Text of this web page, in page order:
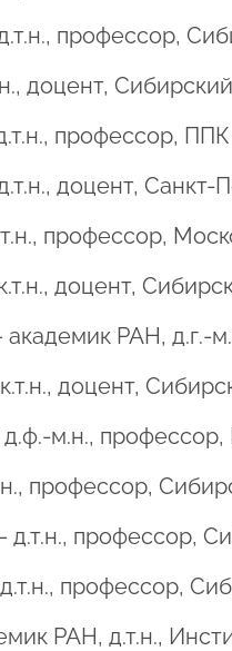
профессор,
доцент,
профессор,
доцент,
профессор,
доцент,
академик РАН, д.г.-
доцент,
д.ф.-м.н., профессор,
профессор,
д.т.н., профессор,
профессор,
РАН, д.т.н.,